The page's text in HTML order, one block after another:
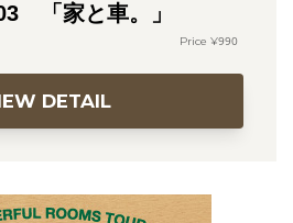
「家と車。」
990
DETAIL